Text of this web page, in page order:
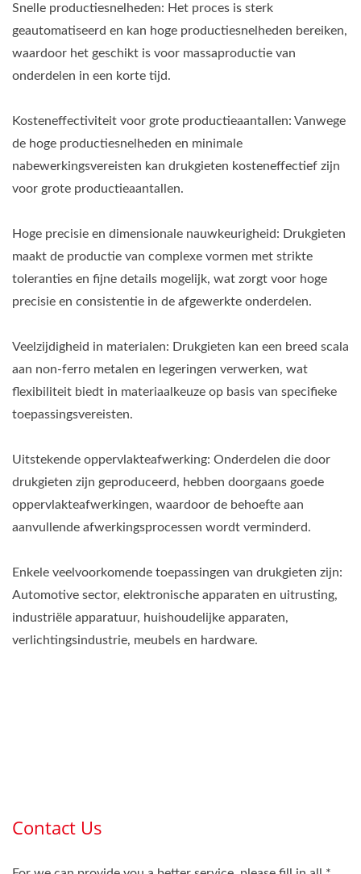
Snelle productiesnelheden: Het proces is sterk
geautomatiseerd en kan hoge productiesnelheden bereiken,
waardoor het geschikt is voor massaproductie van
onderdelen in een korte tijd.
Kosteneffectiviteit voor grote productieaantallen: Vanwege
de hoge productiesnelheden en minimale
nabewerkingsvereisten kan drukgieten kosteneffectief zijn
voor grote productieaantallen.
Hoge precisie en dimensionale nauwkeurigheid: Drukgieten
maakt de productie van complexe vormen met strikte
toleranties en fijne details mogelijk, wat zorgt voor hoge
precisie en consistentie in de afgewerkte onderdelen.
Veelzijdigheid in materialen: Drukgieten kan een breed scala
aan non-ferro metalen en legeringen verwerken, wat
flexibiliteit biedt in materiaalkeuze op basis van specifieke
toepassingsvereisten.
Uitstekende oppervlakteafwerking: Onderdelen die door
drukgieten zijn geproduceerd, hebben doorgaans goede
oppervlakteafwerkingen, waardoor de behoefte aan
aanvullende afwerkingsprocessen wordt verminderd.
Enkele veelvoorkomende toepassingen van drukgieten zijn:
Automotive sector, elektronische apparaten en uitrusting,
industriële apparatuur, huishoudelijke apparaten,
verlichtingsindustrie, meubels en hardware.